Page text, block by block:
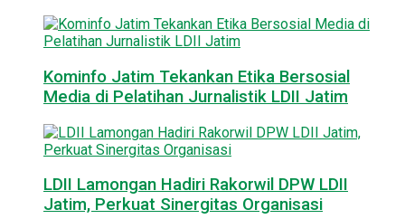
Kominfo Jatim Tekankan Etika Bersosial
Media di Pelatihan Jurnalistik LDII Jatim
LDII Lamongan Hadiri Rakorwil DPW LDII
Jatim, Perkuat Sinergitas Organisasi